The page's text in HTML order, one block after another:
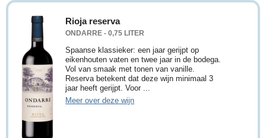
Rioja reserva
ONDARRE - 0,75 LITER
Spaanse klassieker: een jaar gerijpt op
eikenhouten vaten en twee jaar in de bodega.
Vol van smaak met tonen van vanille.
Reserva betekent dat deze wijn minimaal 3
jaar heeft gerijpt. Voor ...
Meer over deze wijn